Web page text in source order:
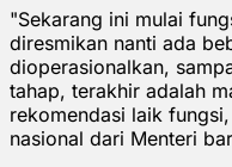
"Sekarang ini mulai
diresmikan nanti ada
dioperasionalkan,
tahap, terakhir adalah
rekomendasi laik
nasional dari Menteri